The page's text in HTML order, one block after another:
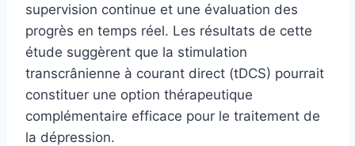
supervision continue et une évaluation des
progrès en temps réel. Les résultats de cette
étude suggèrent que la stimulation
transcrânienne à courant direct (tDCS) pourrait
constituer une option thérapeutique
complémentaire efficace pour le traitement de
la dépression.